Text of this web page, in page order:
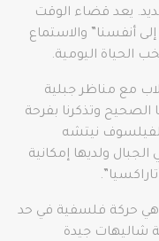
يعد قضاء الوقت
أنفسنا” والاستماع
الحياة اليومية.
مع مناظر جبلية
وتذكرنا بفرحة
نيتشه
ولديها إمكانية
وهي حركة فلسفية في حد
شاليهات جيدة